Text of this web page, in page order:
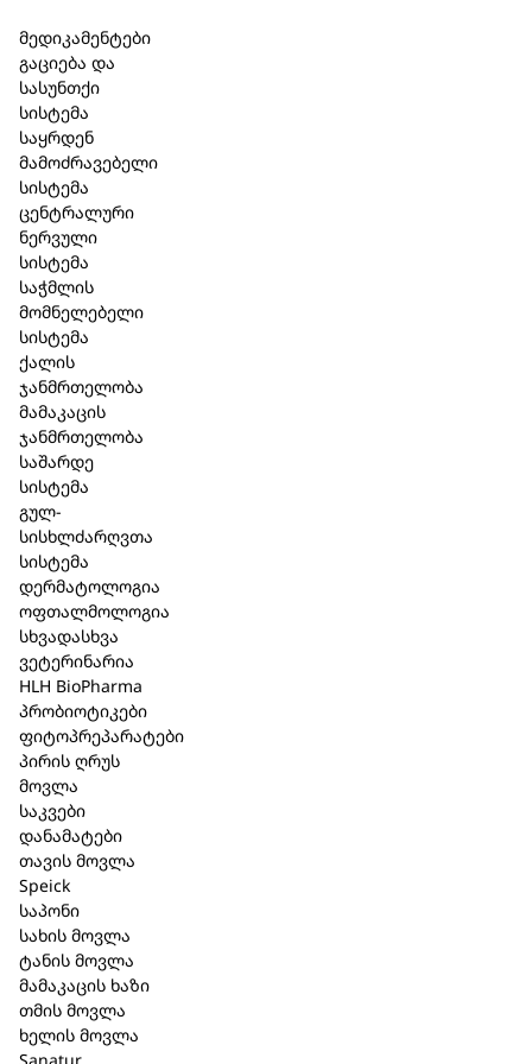
მედიკამენტები
გაციება და
სასუნთქი
სისტემა
საყრდენ
მამოძრავებელი
სისტემა
ცენტრალური
ნერვული
სისტემა
საჭმლის
მომნელებელი
სისტემა
ქალის
ჯანმრთელობა
მამაკაცის
ჯანმრთელობა
საშარდე
სისტემა
გულ-
სისხლძარღვთა
სისტემა
დერმატოლოგია
ოფთალმოლოგია
სხვადასხვა
ვეტერინარია
HLH BioPharma
პრობიოტიკები
ფიტოპრეპარატები
პირის ღრუს
მოვლა
საკვები
დანამატები
თავის მოვლა
Speick
საპონი
სახის მოვლა
ტანის მოვლა
მამაკაცის ხაზი
თმის მოვლა
ხელის მოვლა
Bioturm – სასაჩუქრე ნაკრები
კატეგორია:
მოკლე აღწერა
Bioturm – სახის კრემი 5%-იანი შარდოვანათი 75
მლ. (123P) ;
Bioturm – მაკიაჟის მოსაშორებელი რძე 150 მლ.
(324) ;
Bioturm – თვალის კრემი მგრძნობიარე
კანისთვის – 30 მლ (608) ;
202,95 ₾
აღწერა